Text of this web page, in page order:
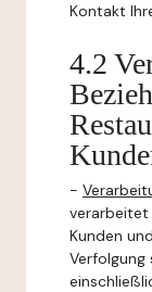
Kontakt
4.2
-
verarbeitet
Kunden
Verfolgung